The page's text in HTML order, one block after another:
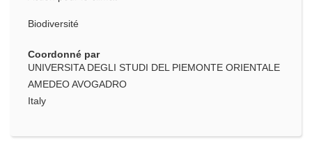
Biodiversité
Coordonné par
UNIVERSITA DEGLI STUDI DEL PIEMONTE ORIENTALE
AMEDEO AVOGADRO
Italy